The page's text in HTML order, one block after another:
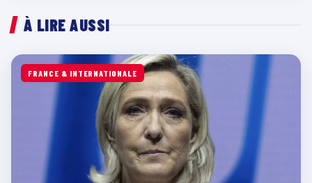
À LIRE AUSSI
FRANCE & INTERNATIONALE